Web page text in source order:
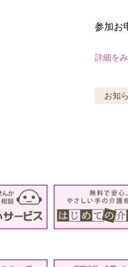
参加お
詳細を
お知